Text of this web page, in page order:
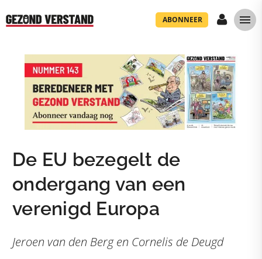
ABONNEER
De EU bezegelt de
ondergang van een
verenigd Europa
Jeroen van den Berg en Cornelis de Deugd